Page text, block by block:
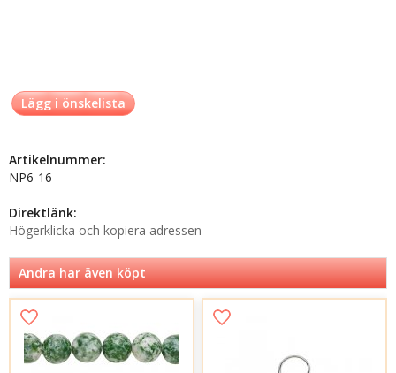
Lägg i önskelista
Artikelnummer:
NP6-16
Direktlänk:
Högerklicka och kopiera adressen
Andra har även köpt